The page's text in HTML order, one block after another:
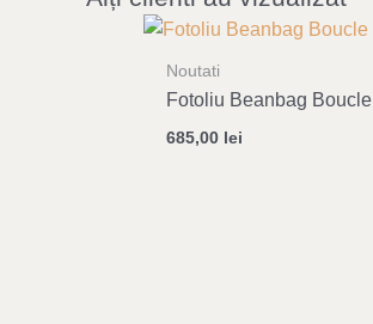
Noutati
Fotoliu Beanbag Boucle
685,00 lei